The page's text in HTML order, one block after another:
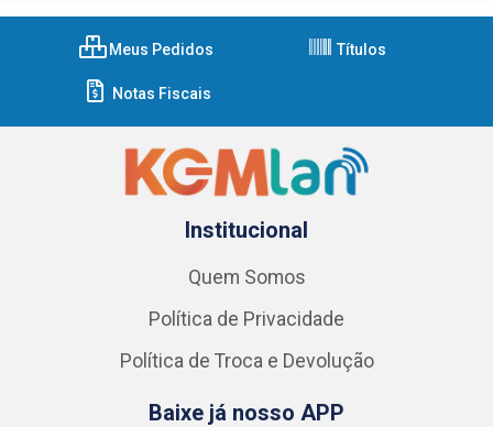
Meus Pedidos Títulos
Notas Fiscais
Institucional
Quem Somos
Política de Privacidade
Política de Troca e Devolução
Baixe já nosso APP